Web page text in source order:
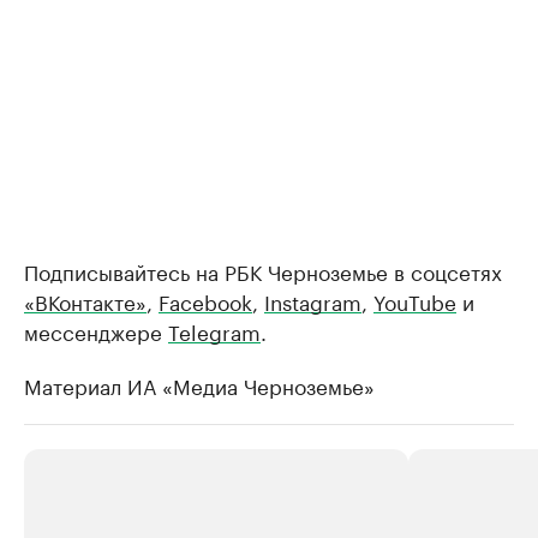
Подписывайтесь на РБК Черноземье в соцсетях
«ВКонтакте», Facebook, Instagram, YouTube и
мессенджере Telegram.
Материал ИА «Медиа Черноземье»